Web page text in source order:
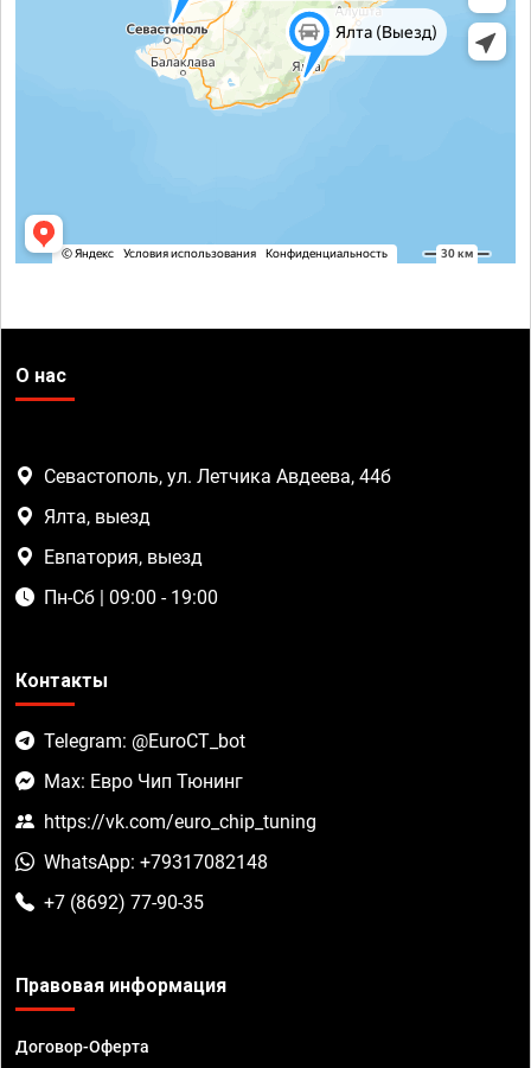
О нас
Севастополь, ул. Летчика Авдеева, 44б
Ялта, выезд
Евпатория, выезд
Пн-Сб | 09:00 - 19:00
Контакты
Telegram: @EuroCT_bot
Max: Евро Чип Тюнинг
https://vk.com/euro_chip_tuning
WhatsApp: +79317082148
+7 (8692) 77-90-35
Правовая информация
Договор-Оферта